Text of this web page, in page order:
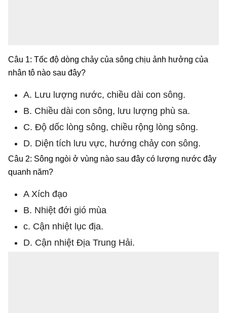
Câu 1: Tốc độ dòng chảy của sông chịu ảnh hưởng của
nhân tô nào sau đây?
A. Lưu lượng nước, chiều dài con sông.
B. Chiều dài con sông, lưu lượng phù sa.
C. Độ dốc lòng sông, chiều rộng lòng sông.
D. Diện tích lưu vực, hướng chảy con sông.
Câu 2: Sông ngòi ở vùng nào sau đây có lượng nước đây
quanh năm?
A Xích đạo
B. Nhiệt đới gió mùa
c. Cận nhiệt lục địa.
D. Cận nhiệt Địa Trung Hải.